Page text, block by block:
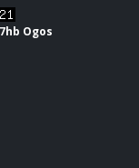
Ogos